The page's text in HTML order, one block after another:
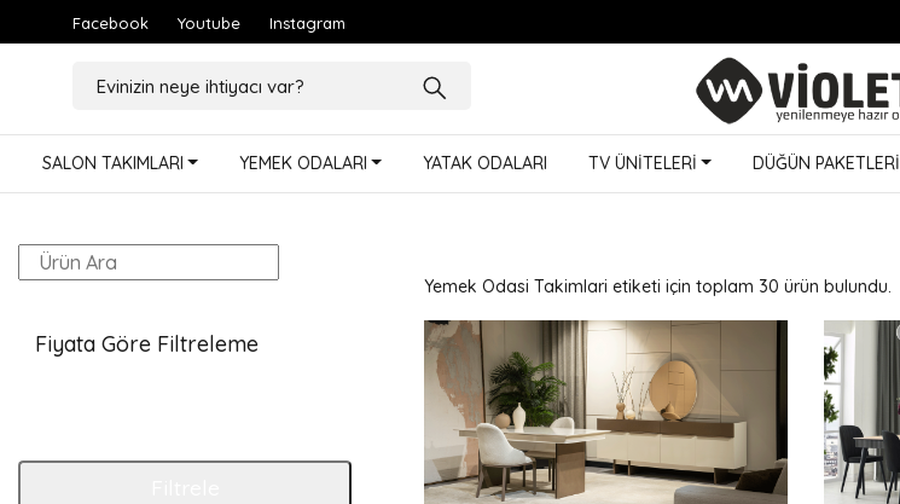
Facebook Youtube Instagram
SALON TAKIMLARI YEMEK ODALARI YATAK ODALARI TV ÜNİTELERİ DÜĞÜN PAKETLERİ
Fiyata Göre Filtreleme
Yemek Odasi Takimlari etiketi için toplam 30 ürün bulundu.